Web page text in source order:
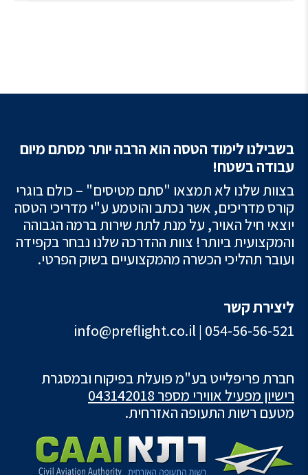
בשבילנו לימוד הטסה הוא הרבה יותר מסתם מיום
עבודה בשטח!
בצוות שלנו לא תמצאו "סתם מטיסים" – כולם בוגרי
קורס מדריכים, אשר נכתב והוטמע ע"י מדריכי הטסה
יוצאי חיל האויר, על מנת לתת שירות ברמה הגבוהה
והמקצועית ביותר! צוות ההדרכה שלנו נבחר בקפידה
ועובר תהליכי הכשרה מהמקצועיים בשוק הפרטי.
ליצירת קשר
054-56-56-521
|
info@preflight.co.il
חברת פריפלייט בע"מ פועלת בפיקוח ובמסגרת
רישיון מפעיל אווירי מספר 043142018
מטעם רשות התעופה האזרחית.